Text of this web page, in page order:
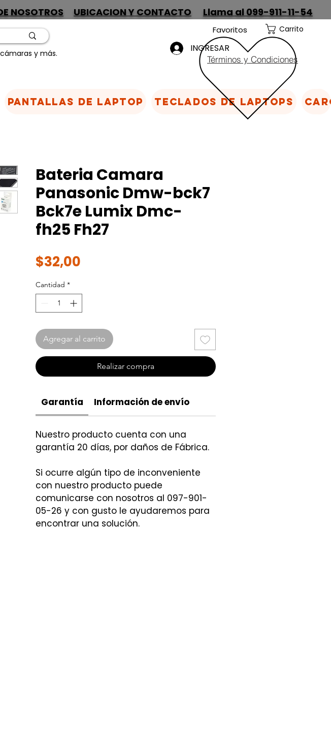
NOSOTROS UBICACION Y CONTACTO Llama al 099-911-11-54
y más.
Favoritos Carrito
Términos y Condiciones
INGRESAR
Bateria Camara
Panasonic Dmw-bck7
Bck7e Lumix Dmc-
fh25 Fh27
$32,00
Cantidad *
Agregar al carrito
Realizar compra
Garantía Información de envío
Nuestro producto cuenta con una
garantía 20 días, por daños de Fábrica.
Si ocurre algún tipo de inconveniente
con nuestro producto puede
comunicarse con nosotros al 097-901-
05-26 y con gusto le ayudaremos para
encontrar una solución.
Pantallas de Laptop Teclados de laptops